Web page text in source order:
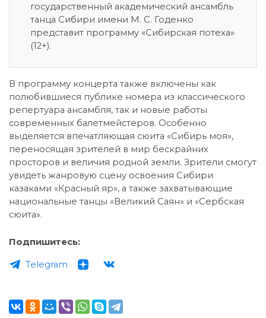
государственный академический ансамбль
танца Сибири имени М. С. Годенко
представит программу «Сибирская потеха»
(12+).
В программу концерта также включены как
полюбившиеся публике номера из классического
репертуара ансамбля, так и новые работы
современных балетмейстеров. Особенно
выделяется впечатляющая сюита «Сибирь моя»,
переносящая зрителей в мир бескрайних
просторов и величия родной земли. Зрители смогут
увидеть жанровую сцену освоения Сибири
казаками «Красный яр», а также захватывающие
национальные танцы «Великий Саян» и «Сербская
сюита».
Подпишитесь:
Telegram